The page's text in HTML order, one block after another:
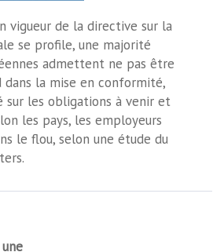
vigueur de la directive sur la
se profile, une majorité
admettent ne pas être
la mise en conformité,
sur les obligations à venir et
les pays, les employeurs
le flou, selon une étude du